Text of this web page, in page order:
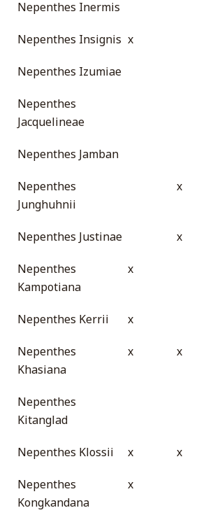
Nepenthes Inermis
Nepenthes Insignis x
Nepenthes Izumiae
Nepenthes
Jacquelineae
Nepenthes Jamban
Nepenthes
Junghuhnii
x
Nepenthes Justinae x
Nepenthes
Kampotiana
x
Nepenthes Kerrii x
Nepenthes
Khasiana
x x
Nepenthes
Kitanglad
Nepenthes Klossii x x
Nepenthes
Kongkandana
x